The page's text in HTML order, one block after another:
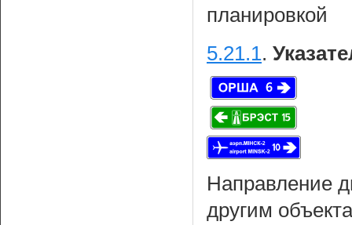
планировкой
5.21.1.
Направление
другим